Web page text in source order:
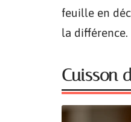
feuille en
la différence.
Cuisson